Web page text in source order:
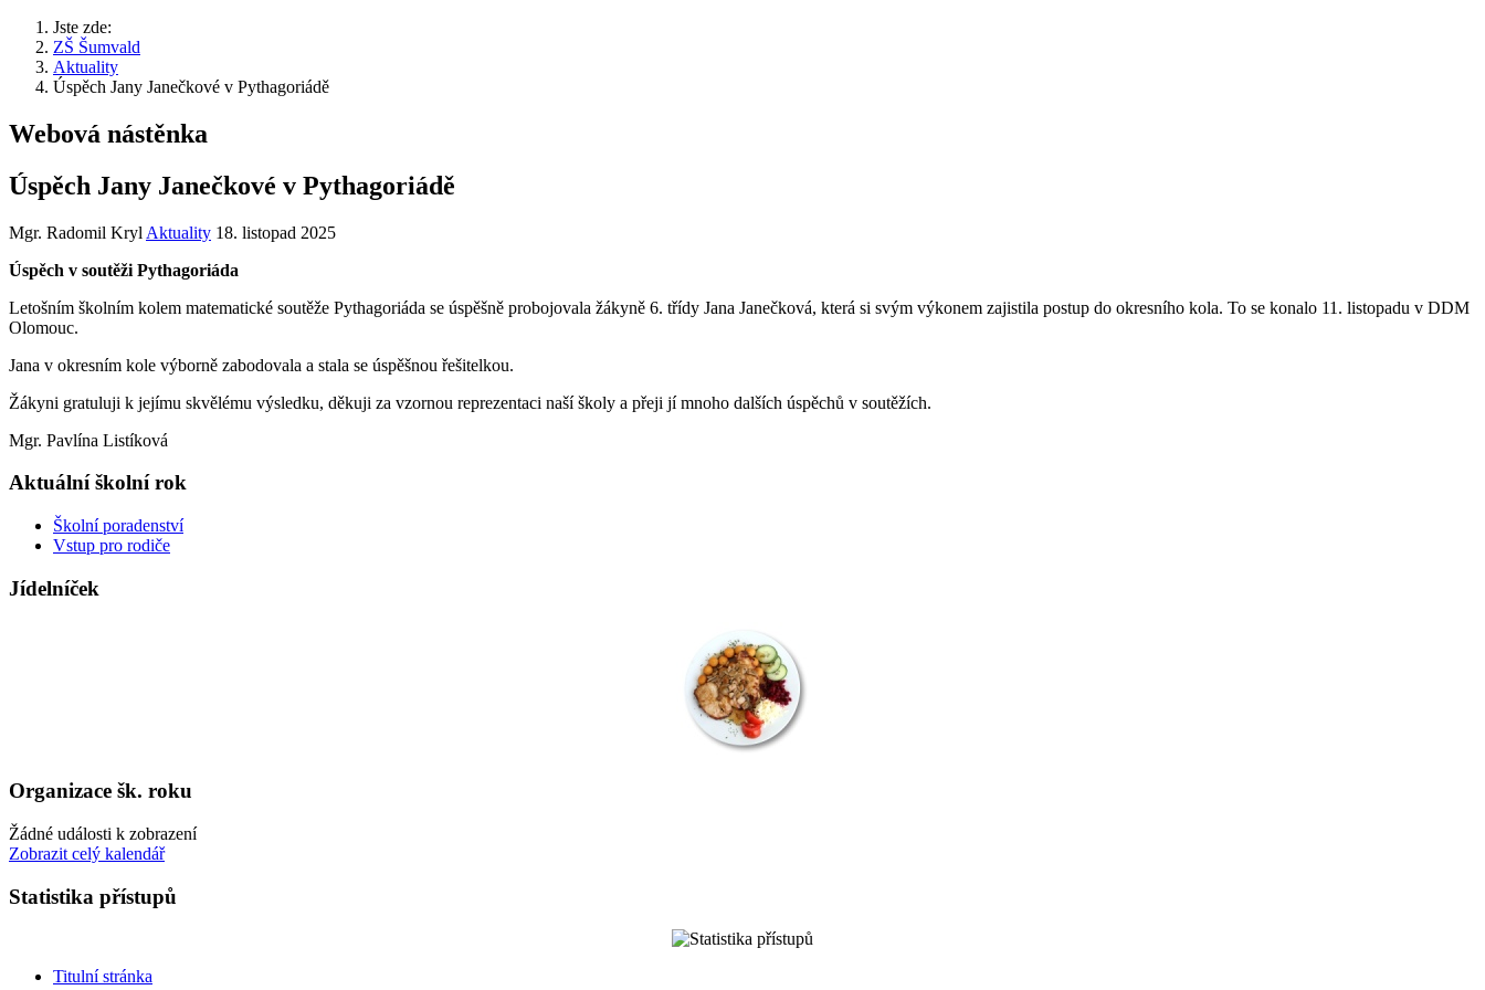
Jste zde:
ZŠ Šumvald
Aktuality
Úspěch Jany Janečkové v Pythagoriádě
Webová nástěnka
Úspěch Jany Janečkové v Pythagoriádě
Mgr. Radomil Kryl Aktuality 18. listopad 2025
Úspěch v soutěži Pythagoriáda
Letošním školním kolem matematické soutěže Pythagoriáda se úspěšně probojovala žákyně 6. třídy Jana Janečková, která si svým výkonem zajistila postup do okresního kola. To se konalo 11. listopadu v DDM
Olomouc.
Jana v okresním kole výborně zabodovala a stala se úspěšnou řešitelkou.
Žákyni gratuluji k jejímu skvělému výsledku, děkuji za vzornou reprezentaci naší školy a přeji jí mnoho dalších úspěchů v soutěžích.
Mgr. Pavlína Listíková
Aktuální školní rok
Školní poradenství
Vstup pro rodiče
Jídelníček
Organizace šk. roku
Žádné události k zobrazení
Zobrazit celý kalendář
Statistika přístupů
Titulní stránka